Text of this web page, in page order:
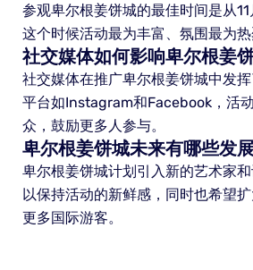
参观卑尔根姜饼城的最佳时间是从11
这个时候活动最为丰富、氛围最为热
社交媒体如何影响卑尔根姜
社交媒体在推广卑尔根姜饼城中发
平台如Instagram和Facebook，活
众，鼓励更多人参与。
卑尔根姜饼城未来有哪些发
卑尔根姜饼城计划引入新的艺术家
以保持活动的新鲜感，同时也希望
更多国际游客。